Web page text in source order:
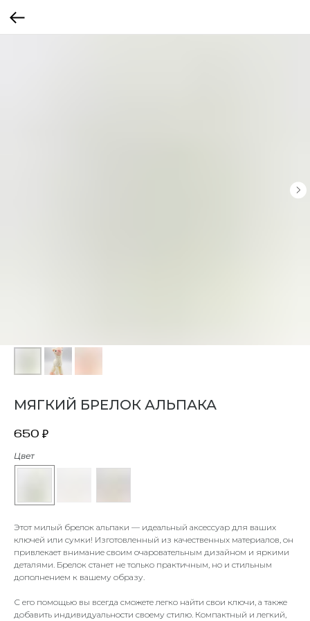
МЯГКИЙ БРЕЛОК АЛЬПАКА
650 ₽
Цвет
Этот милый брелок альпаки — идеальный аксессуар для ваших
ключей или сумки! Изготовленный из качественных материалов, он
привлекает внимание своим очаровательным дизайном и яркими
деталями. Брелок станет не только практичным, но и стильным
дополнением к вашему образу.
С его помощью вы всегда сможете легко найти свои ключи, а также
добавить индивидуальности своему стилю. Компактный и легкий,